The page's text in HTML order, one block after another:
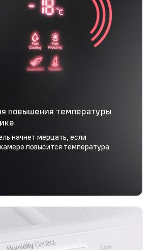
повышения температуры
начнет мерцать, если
повысится температура.